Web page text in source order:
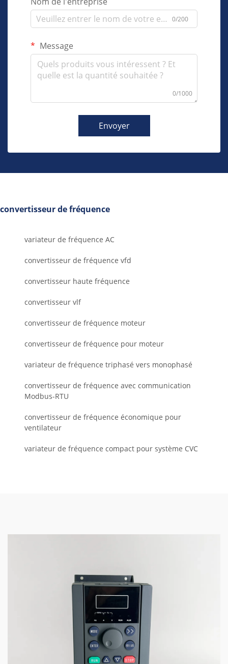
0/200
Message
0/1000
Envoyer
convertisseur de fréquence
variateur de fréquence AC
convertisseur de fréquence vfd
convertisseur haute fréquence
convertisseur vlf
convertisseur de fréquence moteur
convertisseur de fréquence pour moteur
variateur de fréquence triphasé vers monophasé
convertisseur de fréquence avec communication
Modbus-RTU
convertisseur de fréquence économique pour
ventilateur
variateur de fréquence compact pour système CVC